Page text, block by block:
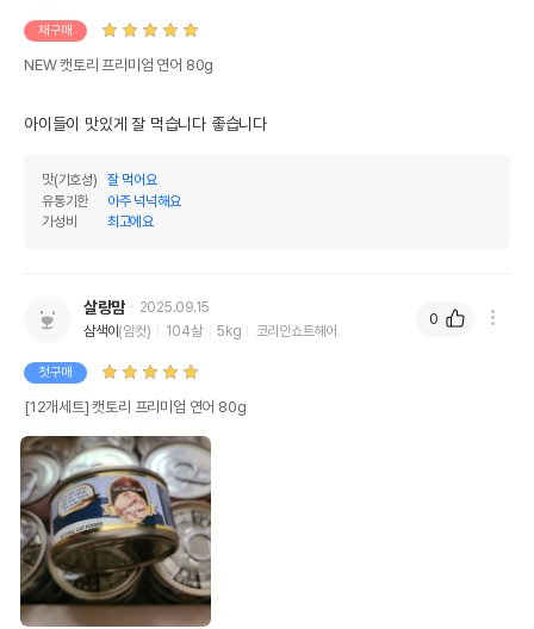
재구매
NEW 캣토리 프리미엄 연어 80g
아이들이 맛있게 잘 먹습니다 좋습니다
맛(기호성)
잘 먹어요
유통기한
아주 넉넉해요
가성비
최고에요
살랑맘
2025.09.15
삼색이 (암컷) 104살 5kg 코리안쇼트헤어
첫구매
[12개세트] 캣토리 프리미엄 연어 80g
0